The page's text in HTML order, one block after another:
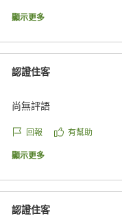
顯示更多
認證住客
尚無評語
回報 有幫助
顯示更多
認證住客